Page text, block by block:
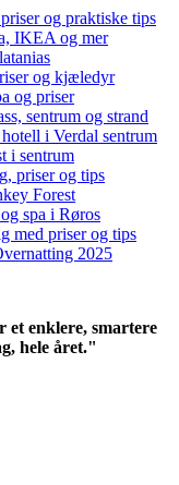
og praktiske tips
IKEA og mer
og kjæledyr
og priser
sentrum og strand
i Verdal sentrum
i sentrum
priser og tips
Forest
spa i Røros
med priser og tips
2025
et enklere, smartere
hele året."